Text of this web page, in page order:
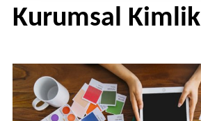
Kurumsal Kimlik